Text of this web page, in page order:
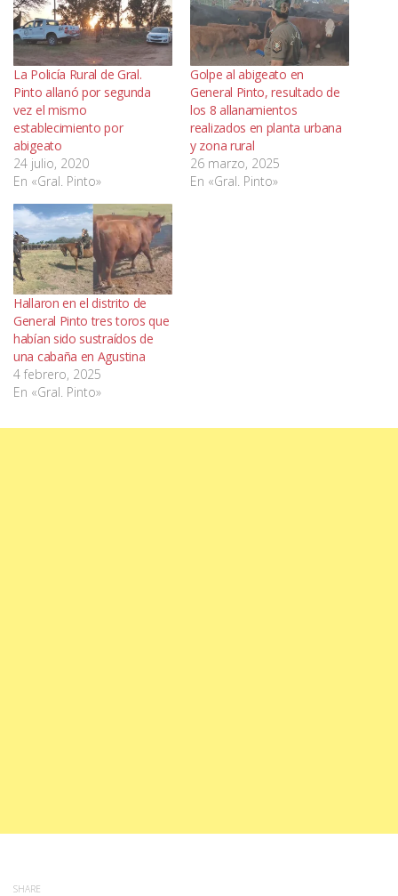
La Policía Rural de Gral.
Pinto allanó por segunda
vez el mismo
establecimiento por
abigeato
24 julio, 2020
En «Gral. Pinto»
Golpe al abigeato en
General Pinto, resultado de
los 8 allanamientos
realizados en planta urbana
y zona rural
26 marzo, 2025
En «Gral. Pinto»
Hallaron en el distrito de
General Pinto tres toros que
habían sido sustraídos de
una cabaña en Agustina
4 febrero, 2025
En «Gral. Pinto»
SHARE